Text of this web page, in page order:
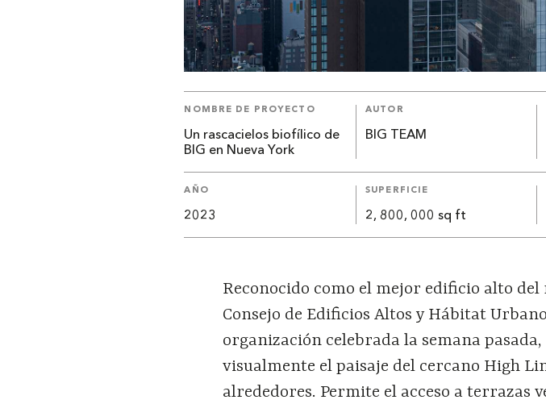
NOMBRE DE PROYECTO
Un rascacielos biofílico de
BIG en Nueva York
AUTOR
BIG TEAM
AÑO
2023
SUPERFICIE
2, 800, 000 sq ft
Reconocido como el mejor edificio alto
Consejo de Edificios Altos y Hábitat
organización celebrada la semana
visualmente el paisaje del cercano High
alrededores. Permite el acceso a terrazas